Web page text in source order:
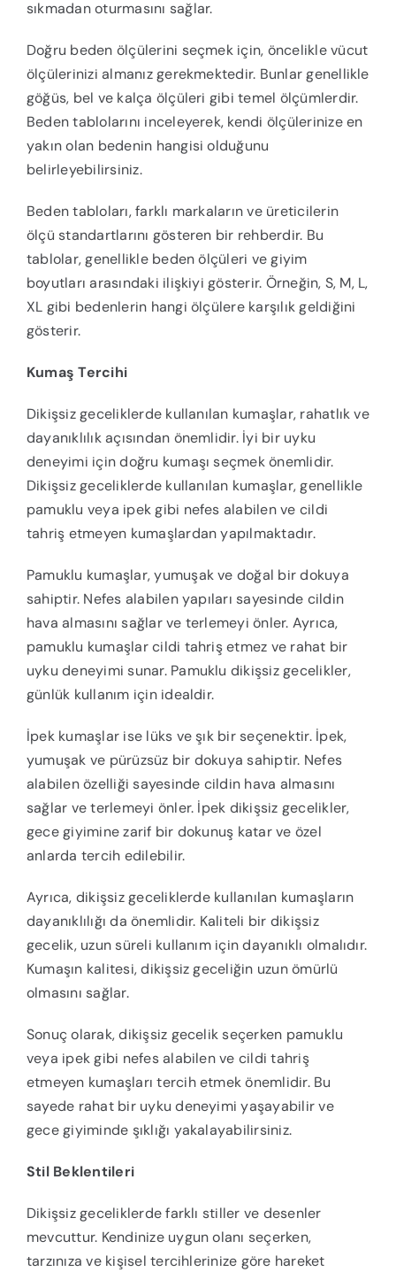
sıkmadan oturmasını sağlar.
Doğru beden ölçülerini seçmek için, öncelikle vücut
ölçülerinizi almanız gerekmektedir. Bunlar genellikle
göğüs, bel ve kalça ölçüleri gibi temel ölçümlerdir.
Beden tablolarını inceleyerek, kendi ölçülerinize en
yakın olan bedenin hangisi olduğunu
belirleyebilirsiniz.
Beden tabloları, farklı markaların ve üreticilerin
ölçü standartlarını gösteren bir rehberdir. Bu
tablolar, genellikle beden ölçüleri ve giyim
boyutları arasındaki ilişkiyi gösterir. Örneğin, S, M, L,
XL gibi bedenlerin hangi ölçülere karşılık geldiğini
gösterir.
Kumaş Tercihi
Dikişsiz geceliklerde kullanılan kumaşlar, rahatlık ve
dayanıklılık açısından önemlidir. İyi bir uyku
deneyimi için doğru kumaşı seçmek önemlidir.
Dikişsiz geceliklerde kullanılan kumaşlar, genellikle
pamuklu veya ipek gibi nefes alabilen ve cildi
tahriş etmeyen kumaşlardan yapılmaktadır.
Pamuklu kumaşlar, yumuşak ve doğal bir dokuya
sahiptir. Nefes alabilen yapıları sayesinde cildin
hava almasını sağlar ve terlemeyi önler. Ayrıca,
pamuklu kumaşlar cildi tahriş etmez ve rahat bir
uyku deneyimi sunar. Pamuklu dikişsiz gecelikler,
günlük kullanım için idealdir.
İpek kumaşlar ise lüks ve şık bir seçenektir. İpek,
yumuşak ve pürüzsüz bir dokuya sahiptir. Nefes
alabilen özelliği sayesinde cildin hava almasını
sağlar ve terlemeyi önler. İpek dikişsiz gecelikler,
gece giyimine zarif bir dokunuş katar ve özel
anlarda tercih edilebilir.
Ayrıca, dikişsiz geceliklerde kullanılan kumaşların
dayanıklılığı da önemlidir. Kaliteli bir dikişsiz
gecelik, uzun süreli kullanım için dayanıklı olmalıdır.
Kumaşın kalitesi, dikişsiz geceliğin uzun ömürlü
olmasını sağlar.
Sonuç olarak, dikişsiz gecelik seçerken pamuklu
veya ipek gibi nefes alabilen ve cildi tahriş
etmeyen kumaşları tercih etmek önemlidir. Bu
sayede rahat bir uyku deneyimi yaşayabilir ve
gece giyiminde şıklığı yakalayabilirsiniz.
Stil Beklentileri
Dikişsiz geceliklerde farklı stiller ve desenler
mevcuttur. Kendinize uygun olanı seçerken,
tarzınıza ve kişisel tercihlerinize göre hareket